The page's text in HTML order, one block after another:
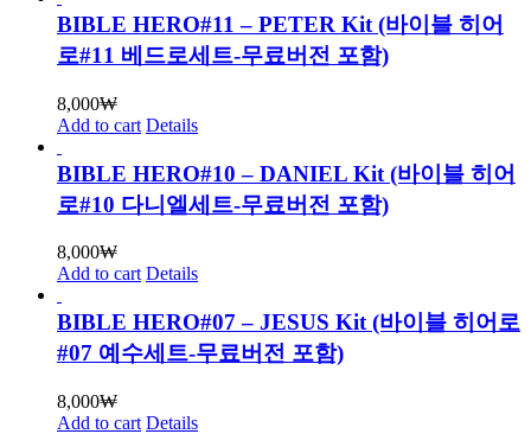
BIBLE HERO#11 – PETER Kit (바이블 히어
로#11 베드로세트-무료버전 포함)
8,000₩
Add to cart Details
BIBLE HERO#10 – DANIEL Kit (바이블 히어
로#10 다니엘세트-무료버전 포함)
8,000₩
Add to cart Details
BIBLE HERO#07 – JESUS Kit (바이블 히어로
#07 예수세트-무료버전 포함)
8,000₩
Add to cart Details